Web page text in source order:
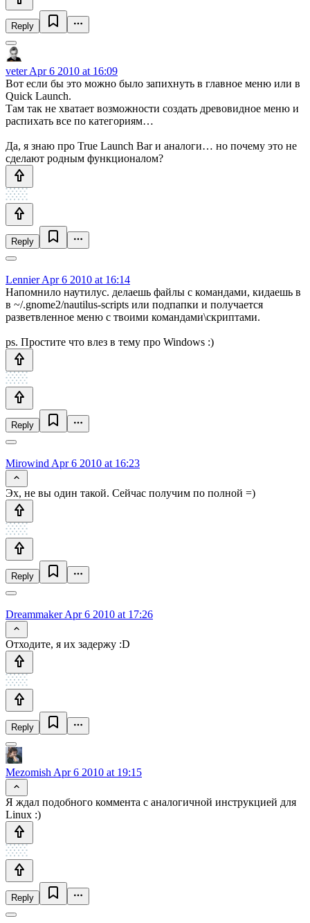
Reply
veterApr 6 2010 at 16:09
Вот если бы это можно было запихнуть в главное меню или в
Quick Launch.
Там так не хватает возможности создать древовидное меню и
распихать все по категориям…
Да, я знаю про True Launch Bar и аналоги… но почему это не
сделают родным функционалом?
Reply
LennierApr 6 2010 at 16:14
Напомнило наутилус. делаешь файлы с командами, кидаешь в
в ~/.gnome2/nautilus-scripts или подпапки и получается
разветвленное меню с твоими командами\скриптами.
ps. Простите что влез в тему про Windows :)
Reply
Mirowind Apr 6 2010 at 16:23
Эх, не вы один такой. Сейчас получим по полной =)
Reply
DreammakerApr 6 2010 at 17:26
Отходите, я их задержу :D
Reply
Mezomish Apr 6 2010 at 19:15
Я ждал подобного коммента с аналогичной инструкцией для
Linux :)
Reply